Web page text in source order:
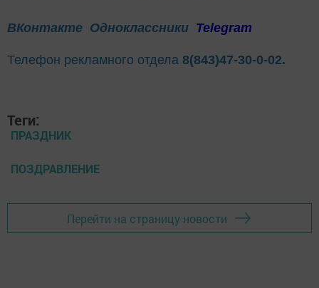
ВКонтакте Одноклассники Telegram
Телефон рекламного отдела 8(843)47-30-0-02.
Теги:
ПРАЗДНИК
ПОЗДРАВЛЕНИЕ
Перейти на страницу новости